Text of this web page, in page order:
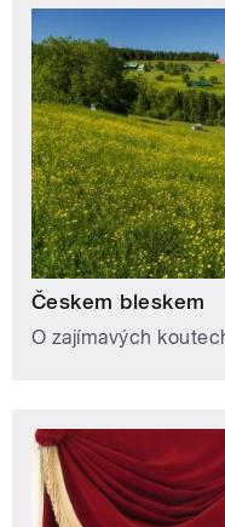
Českem bleskem
O zajímavých